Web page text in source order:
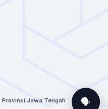
Jawa Tengah 🗣️